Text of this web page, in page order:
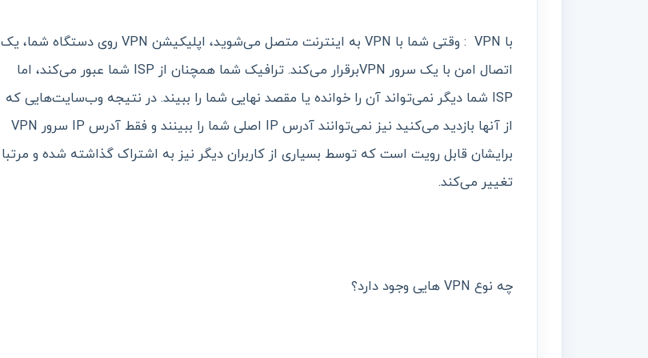
با VPN : وقتی شما با VPN به اینترنت متصل می‌شوید، اپلیکیشن VPN روی دستگاه شما، یک
اتصال امن با یک سرور VPNبرقرار می‌کند. ترافیک شما همچنان از ISP شما عبور می‌کند، اما
ISP شما دیگر نمی‌تواند آن را خوانده یا مقصد نهایی شما را ببیند. در نتیجه وب‌سایت‌هایی که
از آنها بازدید می‌کنید نیز نمی‌توانند آدرس IP اصلی شما را ببینند و فقط آدرس IP سرور VPN
برایشان قابل رویت است که توسط بسیاری از کاربران دیگر نیز به اشتراک گذاشته شده و مرتبا
تغییر می‌کند.
چه نوع VPN هایی وجود دارد؟